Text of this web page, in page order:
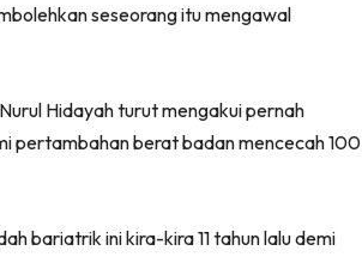
seseorang itu mengawal
Hidayah turut mengakui pernah
pertambahan berat badan mencecah 100
bariatrik ini kira-kira 11 tahun lalu demi